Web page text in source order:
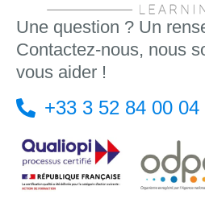
Une question ? Un
Contactez-nous, nous
vous aider !
+33 3 52 84 00 04